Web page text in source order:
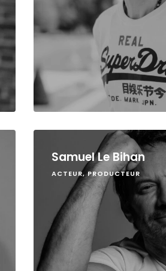
Samuel Le Bihan
ACTEUR, PRODUCTEUR